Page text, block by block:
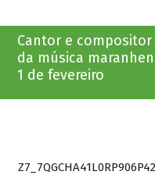
Cantor e
da música
1 de fevereiro